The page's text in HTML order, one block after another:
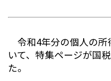
令和4年分の個人の
いて、特集ページが国
た。